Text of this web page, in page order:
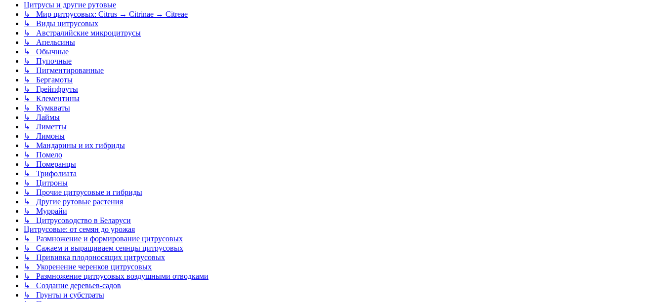
Цитрусы и другие рутовые
↳ Мир цитрусовых: Citrus → Citrinae → Citreae
↳ Виды цитрусовых
↳ Австралийские микроцитрусы
↳ Апельсины
↳ Обычные
↳ Пупочные
↳ Пигментированные
↳ Бергамоты
↳ Грейпфруты
↳ Клементины
↳ Кумкваты
↳ Лаймы
↳ Лиметты
↳ Лимоны
↳ Мандарины и их гибриды
↳ Помело
↳ Померанцы
↳ Трифолиата
↳ Цитроны
↳ Прочие цитрусовые и гибриды
↳ Другие рутовые растения
↳ Муррайи
↳ Цитрусоводство в Беларуси
Цитрусовые: от семян до урожая
↳ Размножение и формирование цитрусовых
↳ Сажаем и выращиваем сеянцы цитрусовых
↳ Прививка плодоносящих цитрусовых
↳ Укоренение черенков цитрусовых
↳ Размножение цитрусовых воздушными отводками
↳ Создание деревьев-садов
↳ Грунты и субстраты